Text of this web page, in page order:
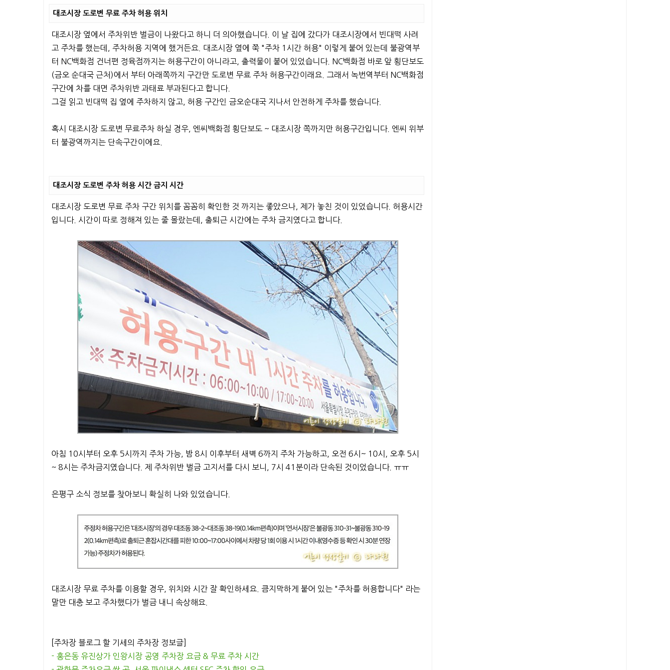
대조시장 도로변 무료 주차 허용 위치
대조시장 옆에서 주차위반 벌금이 나왔다고 하니 더 의아했습니다. 이 날 집에 갔다가 대조시장에서 빈대떡 사려
고 주차를 했는데, 주차허용 지역에 했거든요. 대조시장 옆에 쭉 "주차 1시간 허용" 이렇게 붙어 있는데 불광역부
터 NC백화점 건너편 정육점까지는 허용구간이 아니라고, 출력물이 붙어 있었습니다. NC백화점 바로 앞 횡단보도
(금오 순대국 근처)에서 부터 아래쪽까지 구간만 도로변 무료 주차 허용구간이래요. 그래서 녹번역부터 NC백화점
구간에 차를 대면 주차위반 과태료 부과된다고 합니다.
그걸 읽고 빈대떡 집 옆에 주차하지 않고, 허용 구간인 금오순대국 지나서 안전하게 주차를 했습니다.
혹시 대조시장 도로변 무료주차 하실 경우, 엔씨백화점 횡단보도 ~ 대조시장 쪽까지만 허용구간입니다. 엔씨 위부
터 불광역까지는 단속구간이에요.
대조시장 도로변 주차 허용 시간 금지 시간
대조시장 도로변 무료 주차 구간 위치를 꼼꼼히 확인한 것 까지는 좋았으나, 제가 놓친 것이 있었습니다. 허용시간
입니다. 시간이 따로 정해져 있는 줄 몰랐는데, 출퇴근 시간에는 주차 금지였다고 합니다.
아침 10시부터 오후 5시까지 주차 가능, 밤 8시 이후부터 새벽 6까지 주차 가능하고, 오전 6시~ 10시, 오후 5시
~ 8시는 주차금지였습니다. 제 주차위반 벌금 고지서를 다시 보니, 7시 41분이라 단속된 것이었습니다. ㅠㅠ
은평구 소식 정보를 찾아보니 확실히 나와 있었습니다.
대조시장 무료 주차를 이용할 경우, 위치와 시간 잘 확인하세요. 큼지막하게 붙어 있는 "주차를 허용합니다" 라는
말만 대충 보고 주차했다가 벌금 내니 속상해요.
[주차장 블로그 할 기세의 주차장 정보글]
- 홍은동 유진상가 인왕시장 공영 주차장 요금 & 무료 주차 시간